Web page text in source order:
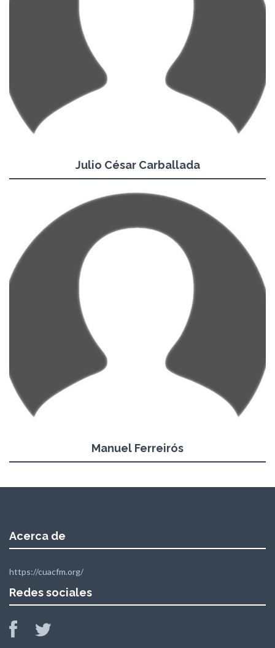
Julio César Carballada
Manuel Ferreirós
Acerca de
https://cuacfm.org/
Redes sociales